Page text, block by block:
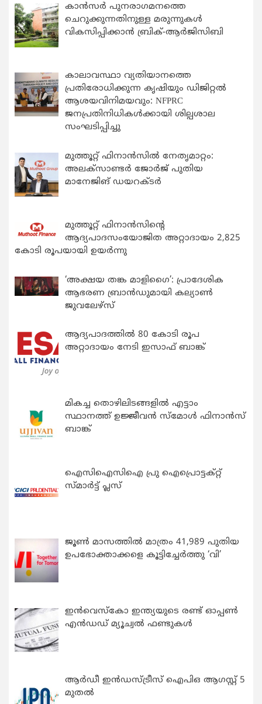
കാന്‍സര്‍ പുനരാഗമനത്തെ
ചെറുക്കുന്നതിനുള്ള മരുന്നുകള്‍
വികസിപ്പിക്കാന്‍ ബ്രിക്-ആര്‍ജിസിബി
കാലാവസ്ഥാ വ്യതിയാനത്തെ
പ്രതിരോധിക്കുന്ന കൃഷിയും ഡിജിറ്റൽ
ആശയവിനിമയവും: NFPRC
ജനപ്രതിനിധികൾക്കായി ശില്പശാല
സംഘടിപ്പിച്ചു
മുത്തൂറ്റ് ഫിനാൻസിൽ നേതൃമാറ്റം:
അലക്സാണ്ടർ ജോർജ് പുതിയ
മാനേജിങ് ഡയറക്ടർ
മുത്തൂറ്റ് ഫിനാൻസിന്റെ
ആദ്യപാദസംയോജിത അറ്റാദായം 2,825
കോടി രൂപയായി ഉയർന്നു
‘അക്ഷയ തങ്ക മാളിഗൈ’: പ്രാദേശിക
ആഭരണ ബ്രാന്‍ഡുമായി കല്യാണ്‍
ജുവലേഴ്‌സ്
ആദ്യപാദത്തിൽ 80 കോടി രൂപ
അറ്റാദായം നേടി ഇസാഫ് ബാങ്ക്
മികച്ച തൊഴിലിടങ്ങളിൽ എട്ടാം
സ്ഥാനത്ത് ഉജ്ജീവൻ സ്മോൾ ഫിനാൻസ്
ബാങ്ക്
ഐസിഐസിഐ പ്രു ഐപ്രൊട്ടക്റ്റ്
സ്മാർട്ട് പ്ലസ്
ജൂൺ മാസത്തിൽ മാത്രം 41,989 പുതിയ
ഉപഭോക്താക്കളെ കൂട്ടിച്ചേർത്തു ‘വി’
ഇന്‍വെസ്കോ ഇന്ത്യയുടെ രണ്ട് ഓപ്പണ്‍
എന്‍ഡഡ് മ്യൂച്വല്‍ ഫണ്ടുകള്‍
ആർഡീ ഇൻഡസ്ട്രീസ് ഐപിഒ ആഗസ്റ്റ് 5
മുതൽ